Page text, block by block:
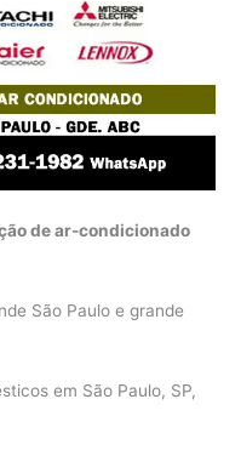
de ar-condicionado
São Paulo e grande
em São Paulo, SP,